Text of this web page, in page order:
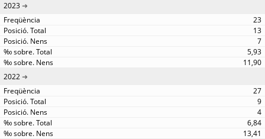
2023
23
13
7
5,93
11,90
2022
27
9
4
6,84
13,41